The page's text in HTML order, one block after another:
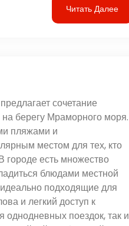
Читать Далее
сочетание
берегу Мраморного моря.
пляжами и
местом для тех, кто
городе есть множество
блюдами местной
подходящие для
и легкий доступ к
поездок, так и